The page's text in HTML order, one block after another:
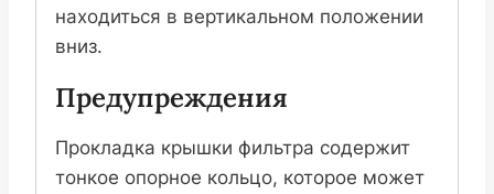
находиться в вертикальном положении
вниз.
Предупреждения
Прокладка крышки фильтра содержит
тонкое опорное кольцо, которое может